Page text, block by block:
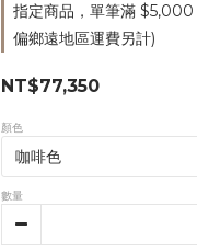
指定商品，單筆滿 $5,000
偏鄉遠地區運費另計)
NT$77,350
顏色
數量